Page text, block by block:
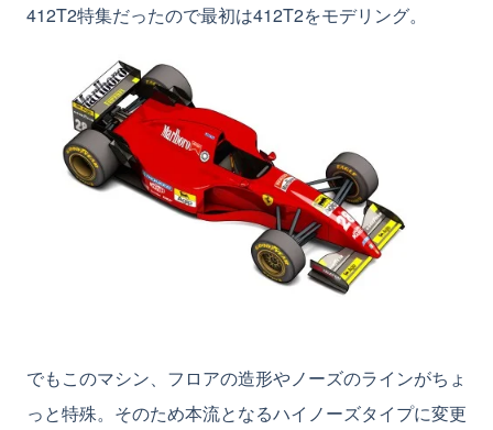
412T2特集だったので最初は412T2をモデリング。
でもこのマシン、フロアの造形やノーズのラインがちょ
っと特殊。そのため本流となるハイノーズタイプに変更